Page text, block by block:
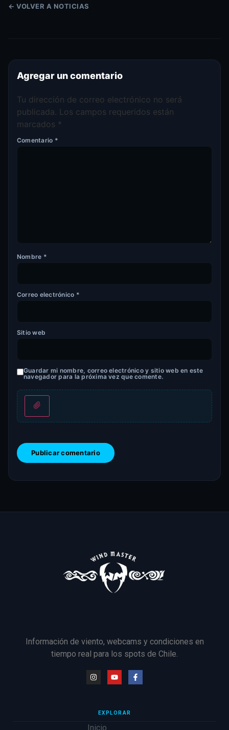
← VOLVER A NOTICIAS
Agregar un comentario
Tu dirección de correo electrónico no será
publicada. Los campos requeridos están
marcados *
Comentario *
Nombre *
Correo electrónico *
Sitio web
Guardar mi nombre, correo electrónico y sitio web en este
navegador para la próxima vez que comente.
Información de viento, webcams y condiciones en
tiempo real para los spots de Chile.
EXPLORAR
Inicio